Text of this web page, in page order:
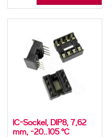
IC-Sockel, DIP8, 7,62
mm, -20..105 °C